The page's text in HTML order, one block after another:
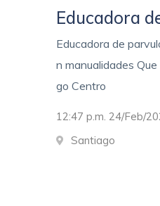
Educadora
Educadora de
n manualidades
go Centro
12:47 p.m. 24/Feb/
Santiago